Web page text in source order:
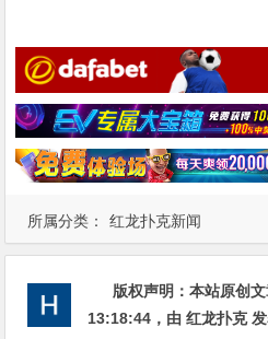
所属分类： 红龙扑克新闻
版权声明：本站原创
13:18:44 ，由红龙扑克发